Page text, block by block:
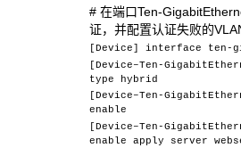
# 在端口Ten-
证，并配置认证失败的
[Device] interface ten-
[Device–Ten-
type hybrid
[Device–Ten-
enable
[Device–Ten-
enable apply server